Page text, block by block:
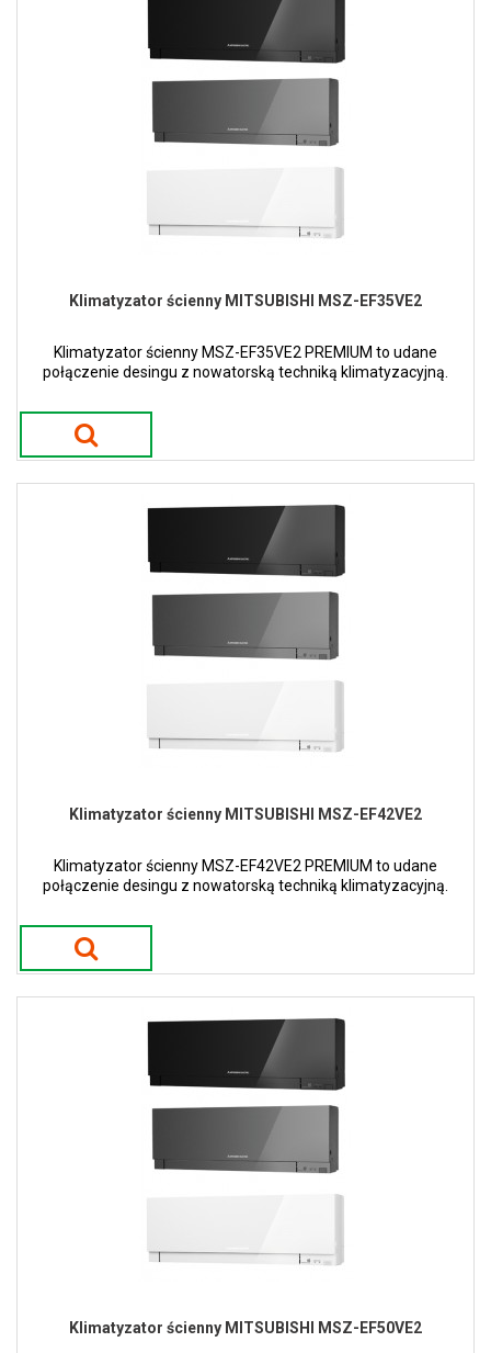
Klimatyzator ścienny MITSUBISHI MSZ-EF35VE2
Klimatyzator ścienny MSZ-EF35VE2 PREMIUM to udane
połączenie desingu z nowatorską techniką klimatyzacyjną.
Klimatyzator ścienny MITSUBISHI MSZ-EF42VE2
Klimatyzator ścienny MSZ-EF42VE2 PREMIUM to udane
połączenie desingu z nowatorską techniką klimatyzacyjną.
Klimatyzator ścienny MITSUBISHI MSZ-EF50VE2